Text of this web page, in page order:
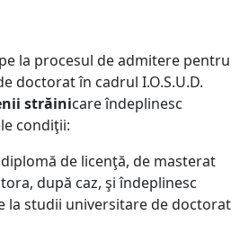
la procesul de admitere pentru
doctorat în cadrul I.O.S.U.D.
străinicare îndeplinesc
condiţii:
de licenţă, de masterat
după caz, şi îndeplinesc
la studii universitare de doctorat